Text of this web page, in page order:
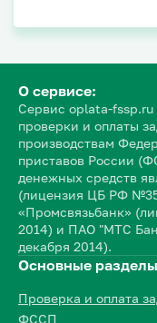
О сервисе:
Сервис oplata-fssp.ru
проверки и оплаты
производствам
приставов России
денежных средств
(лицензия ЦБ РФ
«Промсвязьбанк»
2014) и ПАО "МТС
декабря 2014).
Основные разделы
Проверка и оплата
ФССП